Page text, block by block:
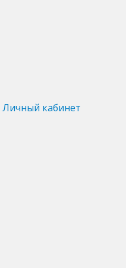
Личный кабинет